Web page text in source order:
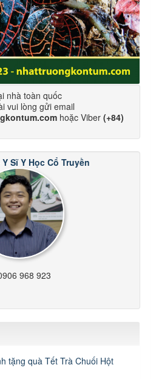
nhà toàn quốc
vui lòng gửi email
hoặc Viber (+84)
Sĩ Y Học Cổ Truyền
968 923
tặng quà Tết Trà Chuối Hột